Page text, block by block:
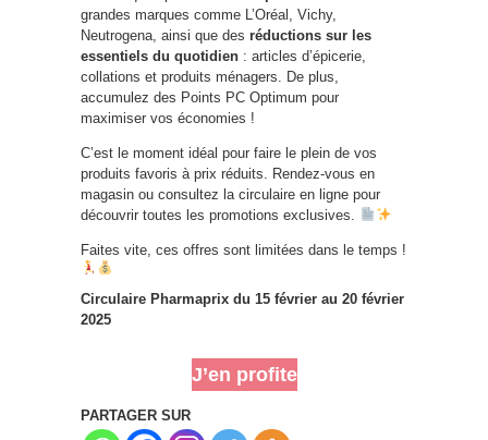
grandes marques comme L’Oréal, Vichy,
Neutrogena, ainsi que des réductions sur les
essentiels du quotidien : articles d’épicerie,
collations et produits ménagers. De plus,
accumulez des Points PC Optimum pour
maximiser vos économies !
C’est le moment idéal pour faire le plein de vos
produits favoris à prix réduits. Rendez-vous en
magasin ou consultez la circulaire en ligne pour
découvrir toutes les promotions exclusives.
Faites vite, ces offres sont limitées dans le temps !
Circulaire Pharmaprix du 15 février au 20 février
2025
J’en profite
PARTAGER SUR